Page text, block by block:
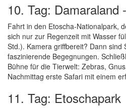
10. Tag: Damaraland
Fahrt in den Etoscha-Nationalpark,
sich nur zur Regenzeit mit Wasser
Std.). Kamera griffbereit? Dann sind
faszinierende Begegnungen.
Bühne für die Tierwelt: Zebras,
Nachmittag erste Safari mit einem
11. Tag: Etoschapark